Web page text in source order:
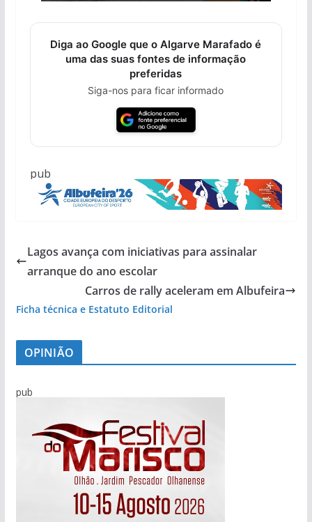
Diga ao Google que o Algarve Marafado é
uma das suas fontes de informação
preferidas
Siga-nos para ficar informado
pub
Lagos avança com iniciativas para assinalar
arranque do ano escolar
Carros de rally aceleram em Albufeira
Ficha técnica e Estatuto Editorial
OPINIÃO
pub